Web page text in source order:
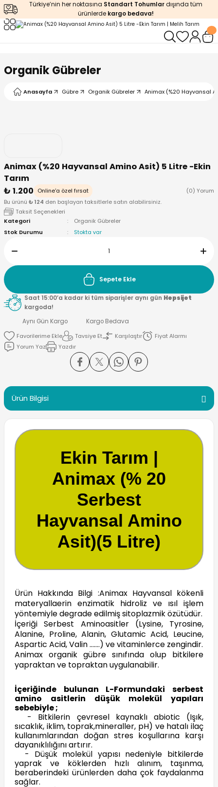
Türkiye’nin her noktasına Standart Tohumlardışında tüm
ürünlerde kargo bedava!
Organik Gübreler
Anasayfa Gübre Organik Gübreler Animax (%20 Hayvansal
Animax (%20 Hayvansal Amino Asit) 5 Litre -Ekin
Tarım
₺ 1.200
Online'a özel fırsat
(0) Yorum
Bu ürünü ₺ 124 den başlayan taksitlerle satın alabilirsiniz.
Taksit Seçenekleri
Kategori
Organik Gübreler
Stok Durumu
Stokta var
Sepete Ekle
Saat 15:00’a kadar ki tüm siparişler aynı gün Hepsijet
kargoda!
Aynı Gün Kargo
Kargo Bedava
Tavsiye Et
Karşılaştır
Fiyat Alarmı
Yorum Yaz
Yazdır
Ürün Bilgisi
Ekin Tarım |
Animax (% 20
Serbest
Hayvansal Amino
Asit)(5 Litre)
Ürün Hakkında Bilgi :Animax Hayvansal kökenli
materyallaerin enzimatik hidroliz ve ısıl işlem
yöntemiyle degrade edilmiş sitoplazmik özütüdür.
İçeriği Serbest Aminoasitler (Lysine, Tyrosine,
Alanine, Proline, Alanin, Glutamic Acid, Leucine,
Aspartic Acid, Valin …….) ve vitaminlerce zengindir.
Animax organik gübre sınıfında olup bitkilere
yapraktan ve topraktan uygulanabilir.
İçeriğinde bulunan L-Formundaki serbest
amino asitlerin düşük molekül yapıları
sebebiyle ;
- Bitkilerin çevresel kaynaklı abiotic (Işık,
sıcaklık, iklim, toprak,mineraller, pH) ve hatalı ilaç
kullanımlarından doğan stres koşullarına karşı
dayanıklılığını artırır.
- Düşük molekül yapısı nedeniyle bitkilerde
yaprak ve köklerden hızlı alınım, taşınma,
beraberindeki ürünlerden daha çok faydalanma
sağlar.
Geri Dön
Geri Dön
Geri Dön
Geri Dön
Ürünleri
Geri Dön
Asit